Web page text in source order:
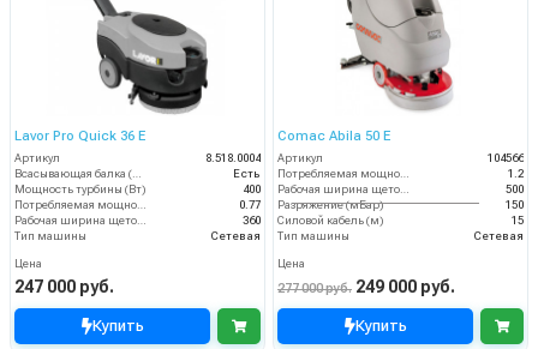
Lavor Pro Quick 36 E
Артикул
8.518.0004
Есть
Мощность турбины (Вт)
400
0.77
360
Тип машины
Сетевая
Цена
247 000 руб.
Купить
Comac Abila 50 E
Артикул
104566
1.2
500
Разряжение (мБар)
150
Силовой кабель (м)
15
Тип машины
Сетевая
Цена
277 000 руб. 249 000 руб.
Купить